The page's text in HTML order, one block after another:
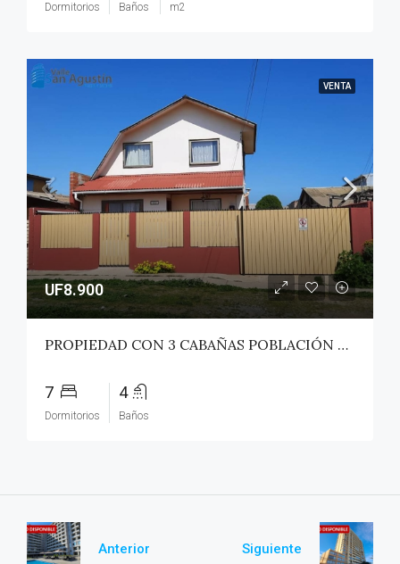
Dormitorios Baños m2
VENTA
UF8.900
PROPIEDAD CON 3 CABAÑAS POBLACIÓN ROSS – PICHILEMU
7
Dormitorios
4
Baños
Anterior Siguiente